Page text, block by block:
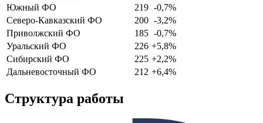
Южный ФО
219 -0,7%
Северо-Кавказский ФО
200 -3,2%
Приволжский ФО
185 -0,7%
Уральский ФО
226 +5,8%
Сибирский ФО
225 +2,2%
Дальневосточный ФО
212 +6,4%
Структура работы